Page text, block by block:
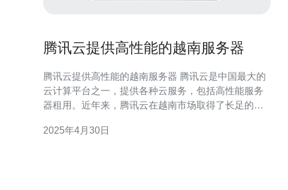
腾讯云提供高性能的越南服务器
腾讯云提供高性能的越南服务器 腾讯云是中国最大的
云计算平台之一，提供各种云服务，包括高性能服务
器租用。近年来，腾讯云在越南市场取得了长足的发
性，为越南的企业和个人用户带来了极大的便利。 越
2025年4月30日